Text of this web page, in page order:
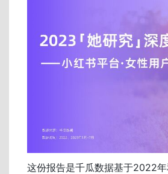
这份报告是千瓜数据基于2022